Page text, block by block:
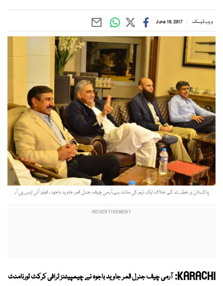
ویب ڈیسک June 18, 2017
پاکستان ہر خطرے کے خلاف ایک ٹیم کی مانند ہے،آرمی چیف جنرل قمر جاوید باجوہ ۔ فوٹو: آئی ایس پی آر
KARACHI: آرمی چیف جنرل قمر جاوید باجوہ نے چیمپیئنز ٹرافی کرکٹ ٹورنامنٹ